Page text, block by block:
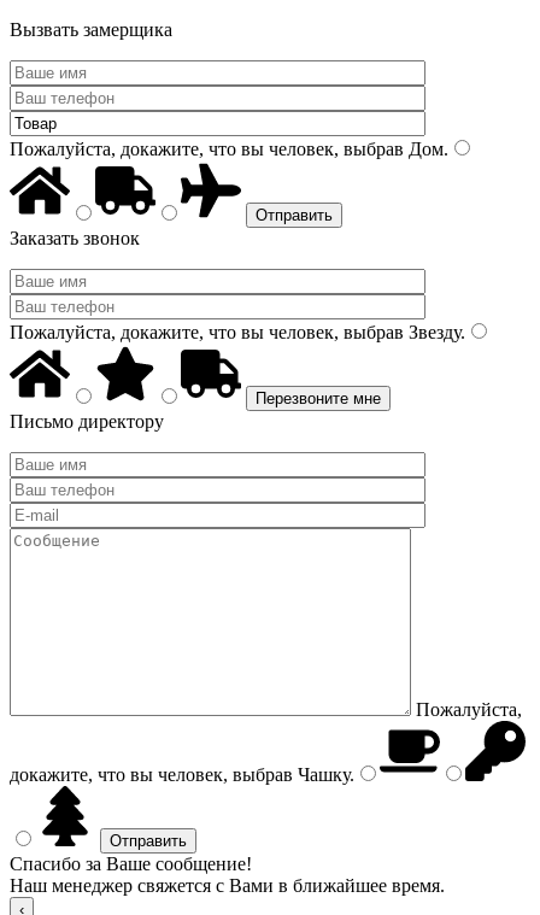
Вызвать замерщика
Пожалуйста, докажите, что вы человек, выбрав Дом.
Заказать звонок
Пожалуйста, докажите, что вы человек, выбрав Звезду.
Письмо директору
Пожалуйста,
докажите, что вы человек, выбрав Чашку.
Спасибо за Ваше сообщение!
Наш менеджер свяжется с Вами в ближайшее время.